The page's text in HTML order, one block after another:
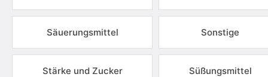
Säuerungsmittel Sonstige
Stärke und Zucker Süßungsmittel